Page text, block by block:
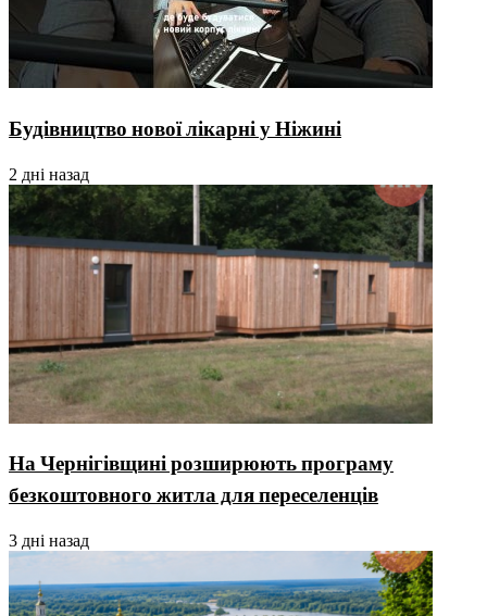
Будівництво нової лікарні у Ніжині
2 дні назад
На Чернігівщині розширюють програму
безкоштовного житла для переселенців
3 дні назад